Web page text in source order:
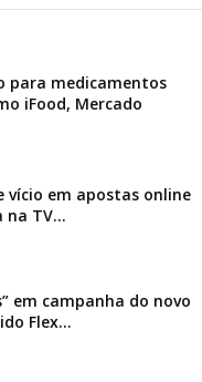
para medicamentos
iFood, Mercado
vício em apostas online
TV...
em campanha do novo
Flex...